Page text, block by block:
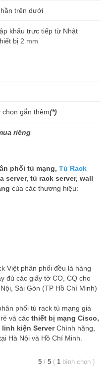
trên dưới
khẩu trực tiếp từ Nhật
bị 2 mm
gắn thêm(*)
riêng
phối tủ mạng, Tủ Rack
server, tủ rack server, wall
của các thương hiệu:
Việt phân phối đều là hàng
đủ các giấy tờ CO, CQ cho
Sài Gòn (TP Hồ Chí Minh)
phối tủ rack tủ mạng giá
và các thiết bị mạng Cisco,
linh kiện ServerChính hãng,
Hà Nội và Hồ Chí Minh.
5 / 5 ( 1 bình chọn )